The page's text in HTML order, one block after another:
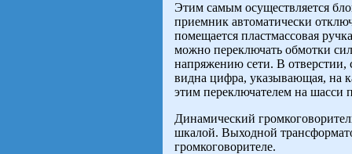
Этим самым осуществляется
приемник автоматически
помещается пластмассовая
можно переключать обмотки
напряжению сети. В отверстии,
видна цифра, указывающая, на
этим переключателем на шасси
Динамический
шкалой. Выходной
громкоговорителе.